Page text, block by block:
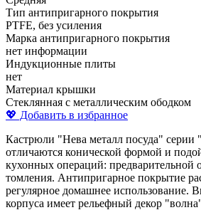
Тип антипригарного покрытия
PTFE, без усиления
Марка антипригарного покрытия
нет информации
Индукционные плиты
нет
Материал крышки
Стеклянная с металлическим ободком
💖 Добавить в избранное
Кастрюли "Нева металл посуда" серии
отличаются конической формой и
кухонных операций: предварительной
томления. Антипригарное покрытие
регулярное домашнее использование.
корпуса имеет рельефный декор